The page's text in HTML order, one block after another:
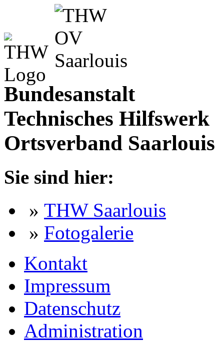
Bundesanstalt
Technisches Hilfswerk
Ortsverband Saarlouis
Sie sind hier:
» THW Saarlouis
» Fotogalerie
Kontakt
Impressum
Datenschutz
Administration